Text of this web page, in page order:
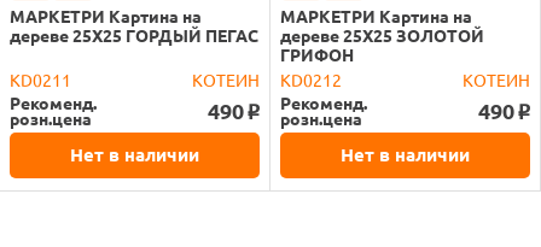
МАРКЕТРИ Картина на
дереве 25X25 ГОРДЫЙ ПЕГАС
KD0211
КОТЕИН
Рекоменд.
розн.цена 490 o
Нет в наличии
МАРКЕТРИ Картина на
дереве 25X25 ЗОЛОТОЙ
ГРИФОН
KD0212
КОТЕИН
Рекоменд.
розн.цена 490 o
Нет в наличии